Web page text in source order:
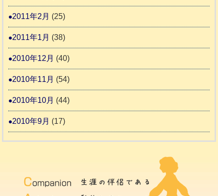
2011年2月 (25)
2011年1月 (38)
2010年12月 (40)
2010年11月 (54)
2010年10月 (44)
2010年9月 (17)